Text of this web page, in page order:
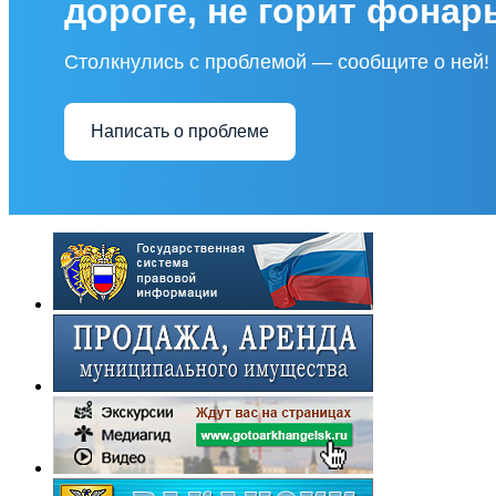
дороге, не горит
Столкнулись с проблемой — сообщите о ней!
Написать о проблеме